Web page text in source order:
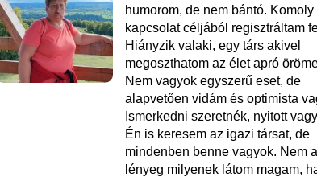
humorom, de nem bántó. Komoly
kapcsolat céljából regisztráltam
Hiányzik valaki, egy társ akivel
megoszthatom az élet apró
Nem vagyok egyszerű eset, de
alapvetően vidám és optimista
Ismerkedni szeretnék, nyitott
Én is keresem az igazi társat, de
mindenben benne vagyok. Nem
lényeg milyenek látom magam,